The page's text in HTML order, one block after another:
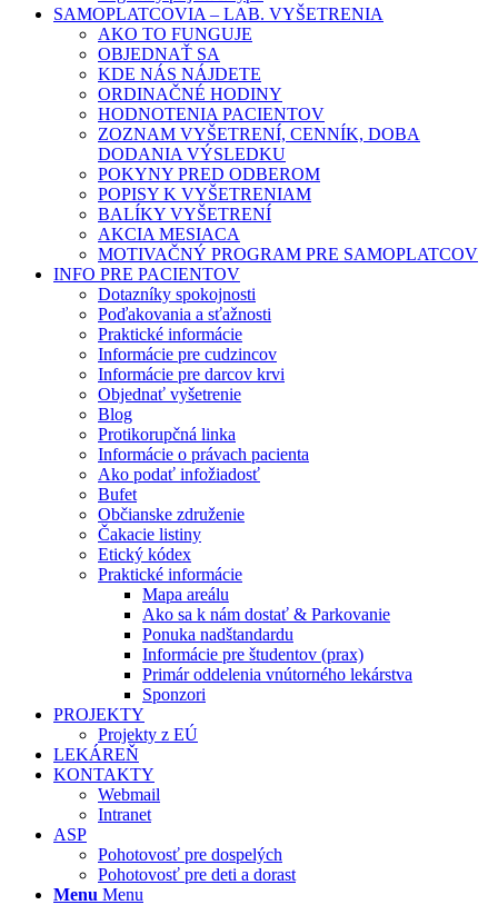
SAMOPLATCOVIA – LAB. VYŠETRENIA
AKO TO FUNGUJE
OBJEDNAŤ SA
KDE NÁS NÁJDETE
ORDINAČNÉ HODINY
HODNOTENIA PACIENTOV
ZOZNAM VYŠETRENÍ, CENNÍK, DOBA
DODANIA VÝSLEDKU
POKYNY PRED ODBEROM
POPISY K VYŠETRENIAM
BALÍKY VYŠETRENÍ
AKCIA MESIACA
MOTIVAČNÝ PROGRAM PRE SAMOPLATCOV
INFO PRE PACIENTOV
Dotazníky spokojnosti
Poďakovania a sťažnosti
Praktické informácie
Informácie pre cudzincov
Informácie pre darcov krvi
Objednať vyšetrenie
Blog
Protikorupčná linka
Informácie o právach pacienta
Ako podať infožiadosť
Bufet
Občianske združenie
Čakacie listiny
Etický kódex
Praktické informácie
Mapa areálu
Ako sa k nám dostať & Parkovanie
Ponuka nadštandardu
Informácie pre študentov (prax)
Primár oddelenia vnútorného lekárstva
Sponzori
PROJEKTY
Projekty z EÚ
LEKÁREŇ
KONTAKTY
Webmail
Intranet
ASP
Pohotovosť pre dospelých
Pohotovosť pre deti a dorast
Menu Menu